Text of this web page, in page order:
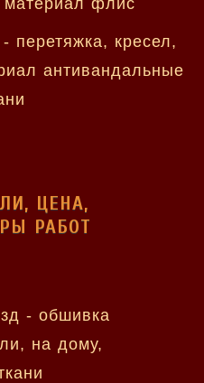
ЦЕНА,
РАБОТ
- обшивка
на дому,